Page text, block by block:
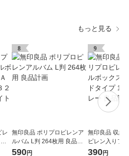
もっと見る
レ
8
無印良品 ポリプロピレンア
ルバム L判 264枚用 良品計
画
590円
9
無印良品 収納
ピレン入りフ
ス スタンダー
390円